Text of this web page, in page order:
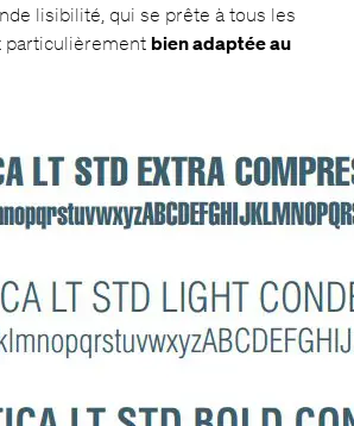
lisibilité, qui se prête à tous les
particulièrement bien adaptée au